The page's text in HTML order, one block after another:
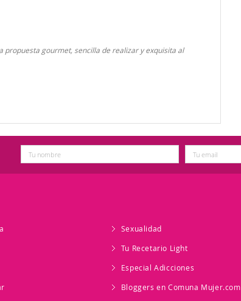
propuesta gourmet, sencilla de realizar y exquisita al
Sexualidad
Tu Recetario Light
Especial Adicciones
Bloggers en Comuna Mujer.com